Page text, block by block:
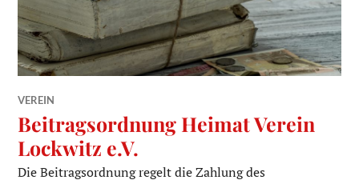
VEREIN
Beitragsordnung Heimat Verein
Lockwitz e.V.
Die Beitragsordnung regelt die Zahlung des